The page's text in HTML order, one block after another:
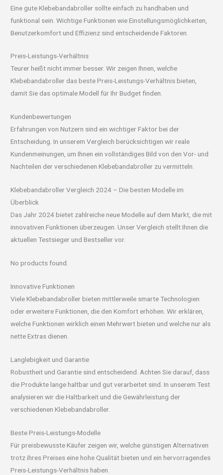
Eine gute Klebebandabroller sollte einfach zu handhaben und
funktional sein. Wichtige Funktionen wie Einstellungsmöglichkeiten,
Benutzerkomfort und Effizienz sind entscheidende Faktoren.
Preis-Leistungs-Verhältnis
Teurer heißt nicht immer besser. Wir zeigen Ihnen, welche
Klebebandabroller das beste Preis-Leistungs-Verhältnis bieten,
damit Sie das optimale Modell für Ihr Budget finden.
Kundenbewertungen
Erfahrungen von Nutzern sind ein wichtiger Faktor bei der
Entscheidung. In unserem Vergleich berücksichtigen wir reale
Kundenmeinungen, um Ihnen ein vollständiges Bild von den Vor- und
Nachteilen der verschiedenen Klebebandabroller zu vermitteln.
Klebebandabroller Vergleich 2024 – Die besten Modelle im
Überblick
Das Jahr 2024 bietet zahlreiche neue Modelle auf dem Markt, die mit
innovativen Funktionen überzeugen. Unser Vergleich stellt Ihnen die
aktuellen Testsieger und Bestseller vor.
No products found.
Innovative Funktionen
Viele Klebebandabroller bieten mittlerweile smarte Technologien
oder erweitere Funktionen, die den Komfort erhöhen. Wir erklären,
welche Funktionen wirklich einen Mehrwert bieten und welche nur als
nette Extras dienen.
Langlebigkeit und Garantie
Robustheit und Garantie sind entscheidend. Achten Sie darauf, dass
die Produkte lange haltbar und gut verarbeitet sind. In unserem Test
analysieren wir die Haltbarkeit und die Gewährleistung der
verschiedenen Klebebandabroller.
Beste Preis-Leistungs-Modelle
Für preisbewusste Käufer zeigen wir, welche günstigen Alternativen
trotz ihres Preises eine hohe Qualität bieten und ein hervorragendes
Preis-Leistungs-Verhältnis haben.